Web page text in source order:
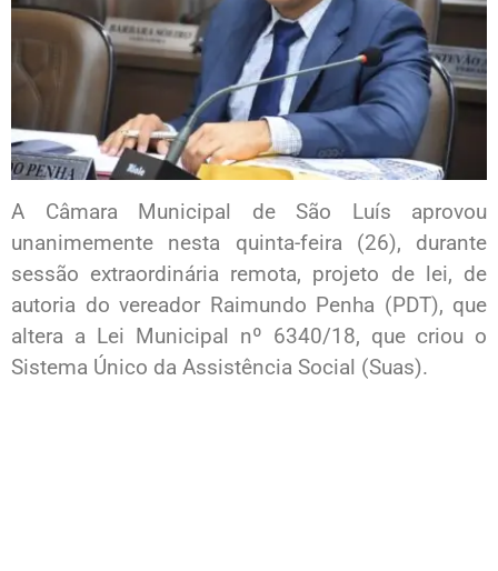
A Câmara Municipal de São Luís aprovou
unanimemente nesta quinta-feira (26), durante
sessão extraordinária remota, projeto de lei, de
autoria do vereador Raimundo Penha (PDT), que
altera a Lei Municipal nº 6340/18, que criou o
Sistema Único da Assistência Social (Suas).